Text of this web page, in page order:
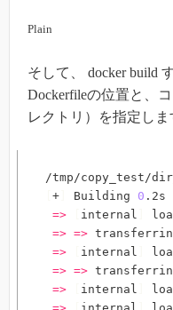
Plain
そして、 docker build
Dockerfileの位置と、
レクトリ）を指定しま
/tmp/copy_test/
+ Building 0 .2s
=> internal
=> =>
=> internal
=> =>
=> internal